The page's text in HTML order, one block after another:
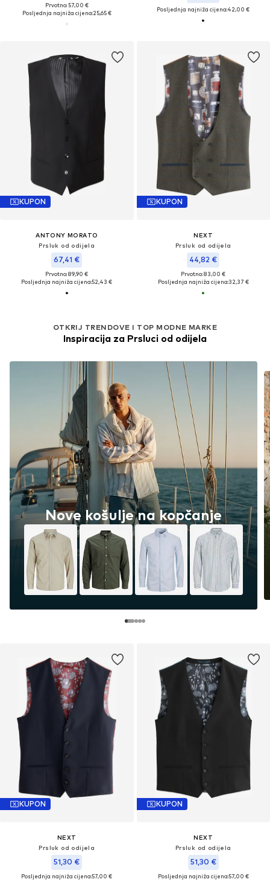
Prvotno: 57,00 €
Posljednja najniža cijena:25,65 €
Posljednja najniža cijena:42,00 €
KUPON
ANTONY MORATO
Prsluk od odijela
67,41 €
Prvotno: 89,90 €
Posljednja najniža cijena:52,43 €
KUPON
NEXT
Prsluk od odijela
44,82 €
Prvotno: 83,00 €
Posljednja najniža cijena:32,37 €
OTKRIJ TRENDOVE I TOP MODNE MARKE
Inspiracija za Prsluci od odijela
Nove košulje na kopčanje
KUPON
NEXT
Prsluk od odijela
51,30 €
Posljednja najniža cijena:57,00 €
KUPON
NEXT
Prsluk od odijela
51,30 €
Posljednja najniža cijena:57,00 €